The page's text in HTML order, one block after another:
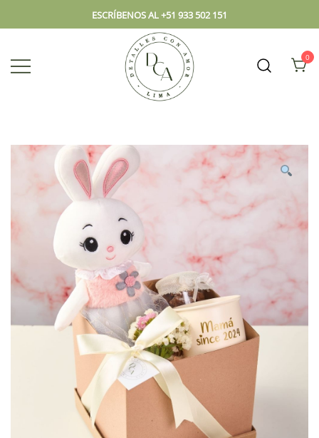
ESCRÍBENOS AL +51 933 502 151
lugar.
0